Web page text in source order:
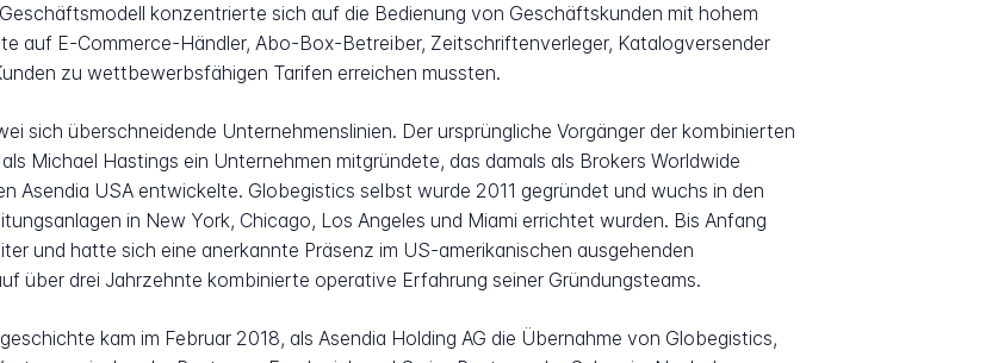
konzentrierte sich auf die Bedienung von Geschäftskunden mit hohem
auf E-Commerce-Händler, Abo-Box-Betreiber, Zeitschriftenverleger, Katalogversender
zu wettbewerbsfähigen Tarifen erreichen mussten.
sich überschneidende Unternehmenslinien. Der ursprüngliche Vorgänger der kombinierten
Michael Hastings ein Unternehmen mitgründete, das damals als Brokers Worldwide
Asendia USA entwickelte. Globegistics selbst wurde 2011 gegründet und wuchs in den
in New York, Chicago, Los Angeles und Miami errichtet wurden. Bis Anfang
und hatte sich eine anerkannte Präsenz im US-amerikanischen ausgehenden
über drei Jahrzehnte kombinierte operative Erfahrung seiner Gründungsteams.
kam im Februar 2018, als Asendia Holding AG die Übernahme von Globegistics,